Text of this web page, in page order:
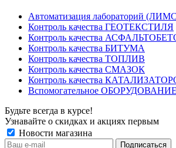
Автоматизация лабораторий
Контроль качества ГЕОТЕКСТИЛЯ
Контроль качества
Контроль качества БИТУМА
Контроль качества ТОПЛИВ
Контроль качества СМАЗОК
Контроль качества
Вспомогательное ОБОРУДОВАНИЕ
Будьте всегда в курсе!
Узнавайте о скидках и акциях первым
Новости магазина